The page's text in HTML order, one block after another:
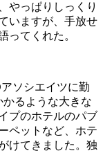
やっぱりしっくり
いますが、手放せ
ってくれた。
ソシエイツに勤
るような大きな
プのホテルのパブ
ペットなど、ホテ
けてきました。独